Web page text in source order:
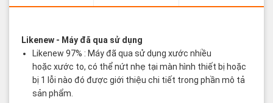
Likenew- Máy đã qua sử dụng
Likenew 97% : Máy đã qua sử dụng xước nhiều
hoặc xước to, có thể nứt nhẹ tại màn hình thiết bị hoặc
bị 1 lỗi nào đó được giới thiệu chi tiết trong phần mô tả
sản phẩm.